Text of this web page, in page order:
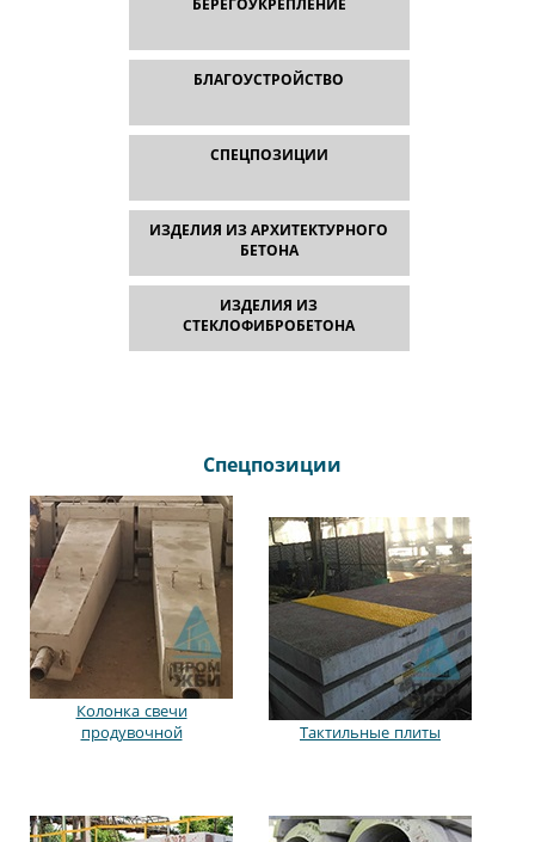
БЕРЕГОУКРЕПЛЕНИЕ
БЛАГОУСТРОЙСТВО
СПЕЦПОЗИЦИИ
ИЗДЕЛИЯ ИЗ АРХИТЕКТУРНОГО
БЕТОНА
ИЗДЕЛИЯ ИЗ
СТЕКЛОФИБРОБЕТОНА
Спецпозиции
Колонка свечи
продувочной
Тактильные плиты